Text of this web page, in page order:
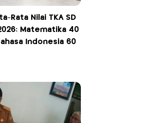
Rata Nilai TKA SD
Matematika 40
Indonesia 60